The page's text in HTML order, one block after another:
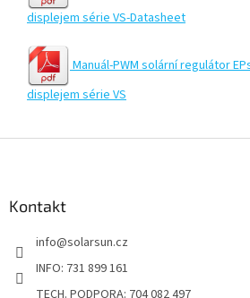
displejem série VS-Datasheet
Manuál-PWM solární regulátor
displejem série VS
Kontakt
info@solarsun.cz
INFO: 731 899 161